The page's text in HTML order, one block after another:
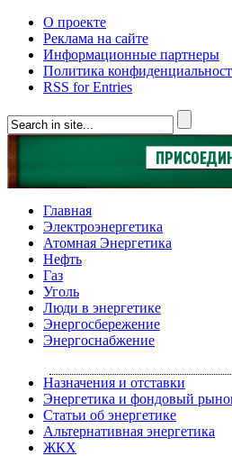
О проекте
Реклама на сайте
Информационные партнеры
Политика
RSS for Entries
Главная
Электроэнергетика
Атомная Энергетика
Нефть
Газ
Уголь
Люди в энергетике
Энергосбережение
Энергоснабжение
Назначения и отставки
Энергетика и фондовый
Статьи об энергетике
Альтернативная энергетика
ЖКХ